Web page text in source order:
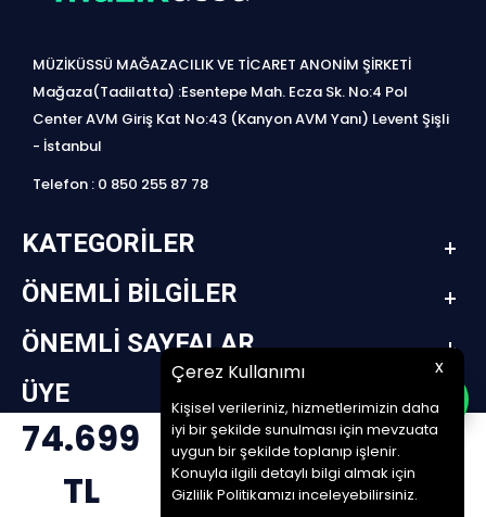
Çerez Kullanımı x
Kişisel verileriniz, hizmetlerimizin daha
iyi bir şekilde sunulması için mevzuata
uygun bir şekilde toplanıp işlenir.
Konuyla ilgili detaylı bilgi almak için
Gizlilik Politikamızı inceleyebilirsiniz.
74.699
TL
SEPETE EKLE
MÜZİKÜSSÜ MAĞAZACILIK VE TİCARET ANONİM ŞİRKETİ
Mağaza(Tadilatta) :Esentepe Mah. Ecza Sk. No:4 Pol
Center AVM Giriş Kat No:43 (Kanyon AVM Yanı) Levent Şişli
- İstanbul
Telefon : 0 850 255 87 78
KATEGORILER
ÖNEMLI BILGILER
ÖNEMLI SAYFALAR
ÜYE
design by jetpack | www.müziküssü.com | copyright ©2022 Tüm hakları saklıdır.
E-TicaretSistemleriyle Hazırlanmıştır.